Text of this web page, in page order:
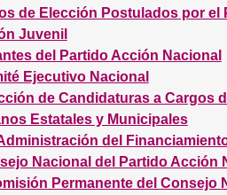
de Elección Postulados por el
Juvenil
del Partido Acción Nacional
Ejecutivo Nacional
de Candidaturas a Cargos
Estatales y Municipales
del
Nacional del Partido Acción
Permanente del Consejo